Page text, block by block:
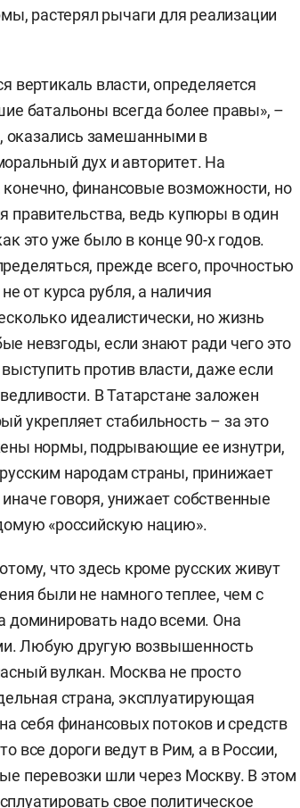
растерял рычаги для реализации
вертикаль власти, определяется
батальоны всегда более правы», –
оказались замешанными в
дух и авторитет. На
финансовые возможности, но
правительства, ведь купюры в один
это уже было в конце 90-х годов.
прежде всего, прочностью
от курса рубля, а наличия
идеалистически, но жизнь
невзгоды, если знают ради чего это
против власти, даже если
В Татарстане заложен
укрепляет стабильность – за это
нормы, подрывающие ее изнутри,
народам страны, принижает
говоря, унижает собственные
«российскую нацию».
что здесь кроме русских живут
были не намного теплее, чем с
доминировать надо всеми. Она
Любую другую возвышенность
вулкан. Москва не просто
страна, эксплуатирующая
себя финансовых потоков и средств
все дороги ведут в Рим, а в России,
перевозки шли через Москву. В этом
свое политическое